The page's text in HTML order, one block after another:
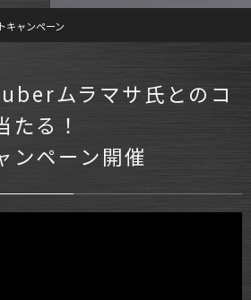
キャンペーン
ムラマサ氏とのコ
たる！
ンペーン開催